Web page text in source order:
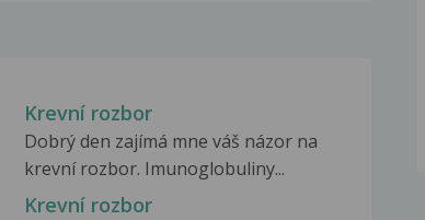
Krevní rozbor
Dobrý den zajímá mne váš názor na
krevní rozbor. Imunoglobuliny...
Krevní rozbor